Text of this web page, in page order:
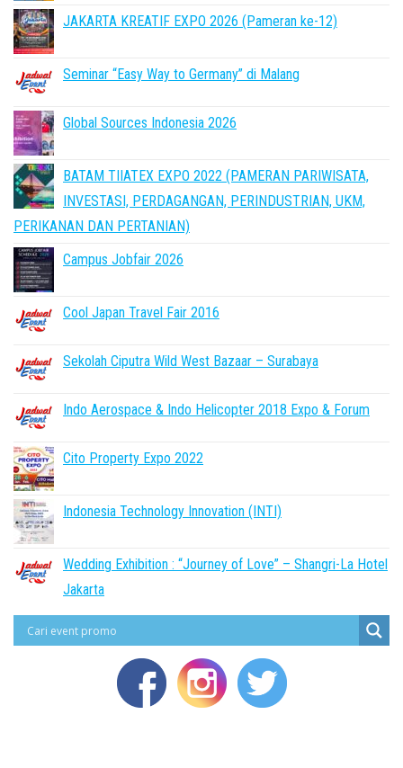
JAKARTA KREATIF EXPO 2026 (Pameran ke-12)
Seminar “Easy Way to Germany” di Malang
Global Sources Indonesia 2026
BATAM TIIATEX EXPO 2022 (PAMERAN PARIWISATA,
INVESTASI, PERDAGANGAN, PERINDUSTRIAN, UKM,
PERIKANAN DAN PERTANIAN)
Campus Jobfair 2026
Cool Japan Travel Fair 2016
Sekolah Ciputra Wild West Bazaar – Surabaya
Indo Aerospace & Indo Helicopter 2018 Expo & Forum
Cito Property Expo 2022
Indonesia Technology Innovation (INTI)
Wedding Exhibition : “Journey of Love” – Shangri-La Hotel
Jakarta